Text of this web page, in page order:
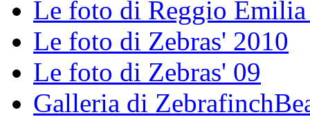
Le foto di Reggio
Le foto di Zebras' 2010
Le foto di Zebras' 09
Galleria di